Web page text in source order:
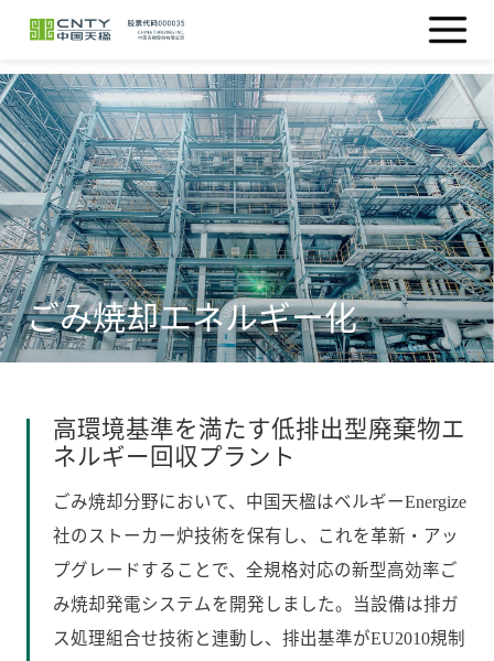
ごみ焼却エネルギー化
高環境基準を満たす低排出型廃棄物エ
ネルギー回収プラント
ごみ焼却分野において、中国天楹はベルギーEnergize
社のストーカー炉技術を保有し、これを革新・アッ
プグレードすることで、全規格対応の新型高効率ご
み焼却発電システムを開発しました。当設備は排ガ
ス処理組合せ技術と連動し、排出基準がEU2010規制